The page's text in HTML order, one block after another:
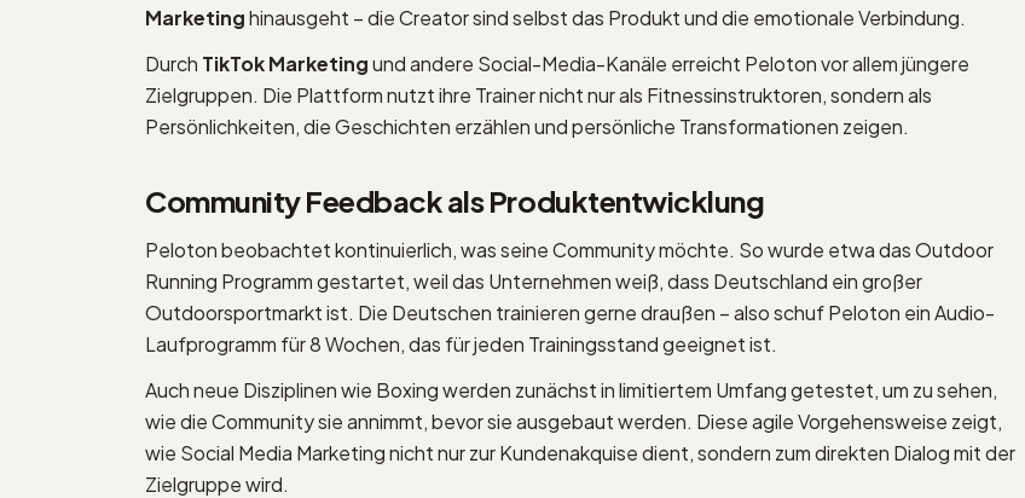
Marketinghinausgeht – die Creator sind selbst das Produkt und die emotionale Verbindung.
Durch TikTok Marketingund andere Social-Media-Kanäle erreicht Peloton vor allem jüngere
Zielgruppen. Die Plattform nutzt ihre Trainer nicht nur als Fitnessinstruktoren, sondern als
Persönlichkeiten, die Geschichten erzählen und persönliche Transformationen zeigen.
Community Feedback als Produktentwicklung
Peloton beobachtet kontinuierlich, was seine Community möchte. So wurde etwa das Outdoor
Running Programm gestartet, weil das Unternehmen weiß, dass Deutschland ein großer
Outdoorsportmarkt ist. Die Deutschen trainieren gerne draußen – also schuf Peloton ein Audio-
Laufprogramm für 8 Wochen, das für jeden Trainingsstand geeignet ist.
Auch neue Disziplinen wie Boxing werden zunächst in limitiertem Umfang getestet, um zu sehen,
wie die Community sie annimmt, bevor sie ausgebaut werden. Diese agile Vorgehensweise zeigt,
wie Social Media Marketing nicht nur zur Kundenakquise dient, sondern zum direkten Dialog mit der
Zielgruppe wird.